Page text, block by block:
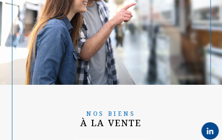
NOS BIENS
À LA VENTE